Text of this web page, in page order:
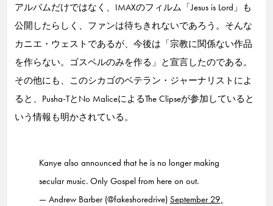
アルバムだけではなく、IMAXのフィルム「Jesus is Lord」も
公開したらしく、ファンは待ちきれないであろう。そんな
カニエ・ウェストであるが、今後は「宗教に関係ない作品
を作らない。ゴスペルのみを作る」と宣言したのである。
その他にも、このシカゴのベテラン・ジャーナリストによ
ると、Pusha-TとNo MaliceによるThe Clipseが参加していると
いう情報も明かされている。
Kanye also announced that he is no longer making
secular music. Only Gospel from here on out.
— Andrew Barber (@fakeshoredrive) September 29,